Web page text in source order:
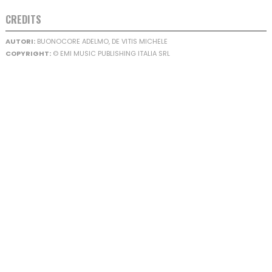
CREDITS
AUTORI:BUONOCORE ADELMO, DE VITIS MICHELE
COPYRIGHT:© EMI MUSIC PUBLISHING ITALIA SRL